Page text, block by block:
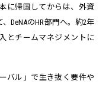
に帰国してからは、外資
DeNAのHR部門へ。約2年
とチームマネジメントに
バル」で生き抜く要件や